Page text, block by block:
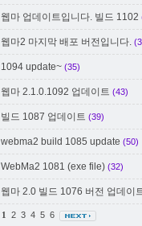
웹마 업데이트입니다. 빌드 1102
웹마2 마지막 배포 버전입니다.
1094 update~ (35)
웹마 2.1.0.1092 업데이트 (43)
빌드 1087 업데이트 (39)
webma2 build 1085 update (50)
WebMa2 1081 (exe file) (32)
웹마 2.0 빌드 1076 버전 업데이
1 2 3 4 5 6